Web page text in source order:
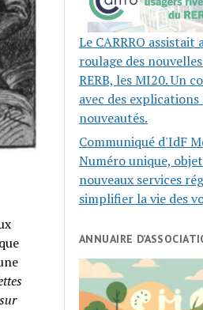
Le CARRRO assistait
roulage des
RERB, les MI20. Un
avec des
nouveautés.
Communiqué d'IdF
Numéro unique,
nouveaux services
simplifier la vie des
ANNUAIRE